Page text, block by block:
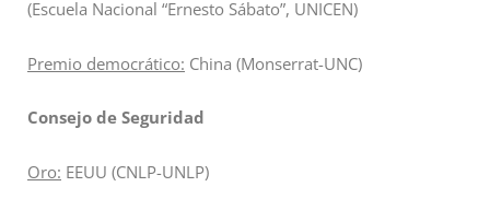
(Escuela Nacional “Ernesto Sábato”, UNICEN)
Premio democrático: China (Monserrat-UNC)
Consejo de Seguridad
Oro: EEUU (CNLP-UNLP)